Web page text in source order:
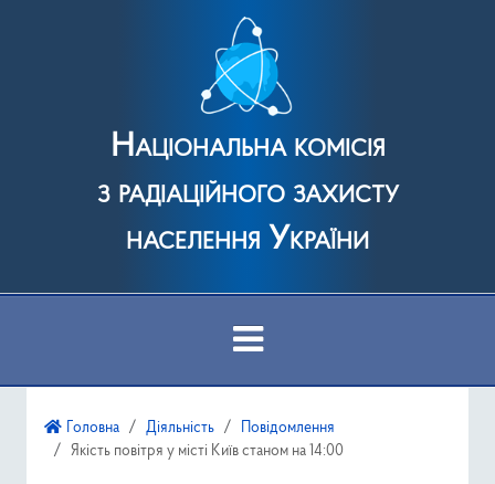
Національна комісія
з радіаційного захисту
населення України
Головна Діяльність
Повідомлення
Якість повітря у місті Київ станом на 14:00